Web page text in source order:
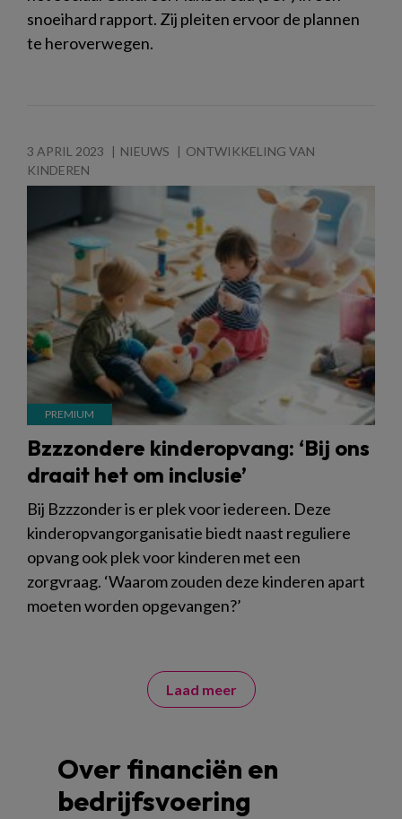
snoeihard rapport. Zij pleiten ervoor de plannen
te heroverwegen.
3 APRIL 2023 NIEUWS
ONTWIKKELING VAN
KINDEREN
Bzzzondere kinderopvang: ‘Bij ons
draait het om inclusie’
Bij Bzzzonder is er plek voor iedereen. Deze
kinderopvangorganisatie biedt naast reguliere
opvang ook plek voor kinderen met een
zorgvraag. ‘Waarom zouden deze kinderen apart
moeten worden opgevangen?’
Laad meer
Over financiën en
bedrijfsvoering